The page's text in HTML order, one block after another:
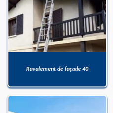
Ravalement de façade 40